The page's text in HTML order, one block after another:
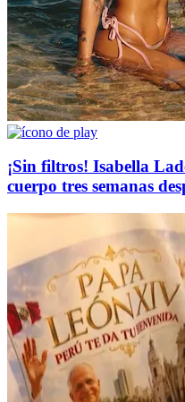
¡Sin filtros! Isabella
cuerpo tres semanas